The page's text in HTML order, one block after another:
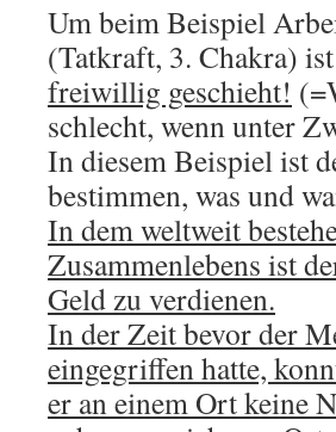
Um beim Beispiel
(Tatkraft, 3. Chakra)
freiwillig geschieht!
schlecht, wenn unter
In diesem Beispiel ist
bestimmen, was und
In dem weltweit
Zusammenlebens ist
Geld zu verdienen.
In der Zeit bevor der
eingegriffen hatte,
er an einem Ort keine